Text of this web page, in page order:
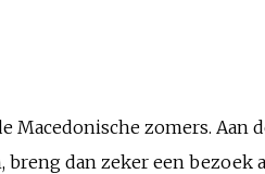
Macedonische zomers. Aan
dan zeker een bezoek